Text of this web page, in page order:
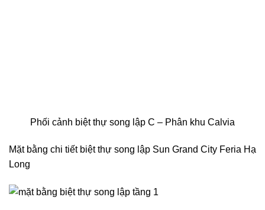
Phối cảnh biệt thự song lập C – Phân khu Calvia
Mặt bằng chi tiết biệt thự song lập Sun Grand City Feria Hạ
Long